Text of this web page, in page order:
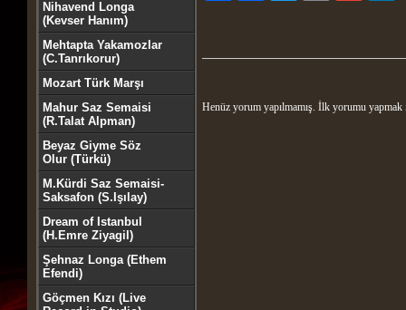
Nihavend Longa
(Kevser Hanım)
Mehtapta Yakamozlar
(C.Tanrıkorur)
Mozart Türk Marşı
Mahur Saz Semaisi
(R.Talat Alpman)
Beyaz Giyme Söz
Olur (Türkü)
M.Kürdi Saz Semaisi-
Saksafon (S.Işılay)
Dream of Istanbul
(H.Emre Ziyagil)
Şehnaz Longa (Ethem
Efendi)
Göçmen Kızı (Live
Henüz yorum yapılmamış. İlk yorumu